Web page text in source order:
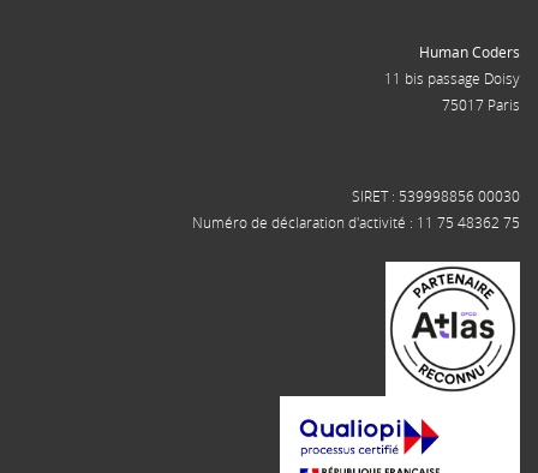
Human Coders
11 bis passage Doisy
75017 Paris
SIRET : 539998856 00030
Numéro de déclaration d'activité : 11 75 48362 75